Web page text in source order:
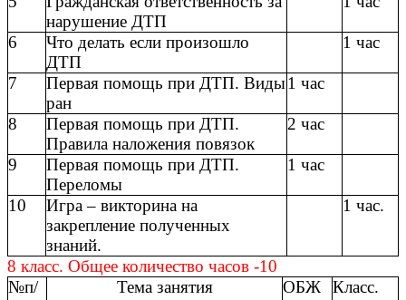
нарушение ДТП
6
Что делать если произошло
ДТП
1 час
7
Первая помощь при ДТП. Виды
ран
1 час
8
Первая помощь при ДТП.
Правила наложения повязок
2 час
9
Первая помощь при ДТП.
Переломы
1 час
10
Игра – викторина на
закрепление полученных
знаний.
1 час.
8 класс. Общее количество часов -10
№п/
Тема занятия ОБЖ
Класс.